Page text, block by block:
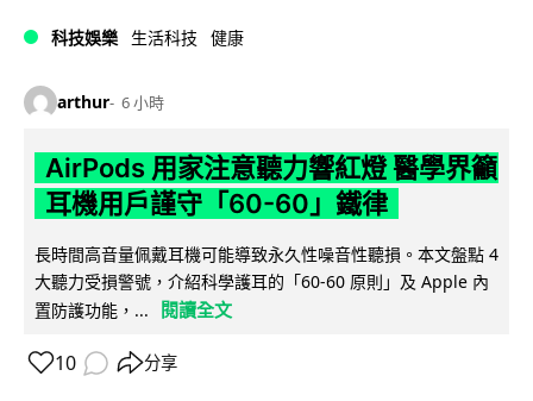
科技娛樂 生活科技 健康
arthur 6 小時
AirPods 用家注意聽力響紅燈 醫學界籲
耳機用戶謹守「60-60」鐵律
長時間高音量佩戴耳機可能導致永久性噪音性聽損。本文盤點 4
大聽力受損警號，介紹科學護耳的「60-60 原則」及 Apple 內
置防護功能，...
閱讀全文
10 分享